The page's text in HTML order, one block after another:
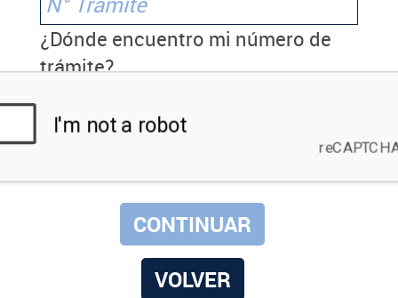
¿Dónde encuentro mi número de
trámite?
VOLVER